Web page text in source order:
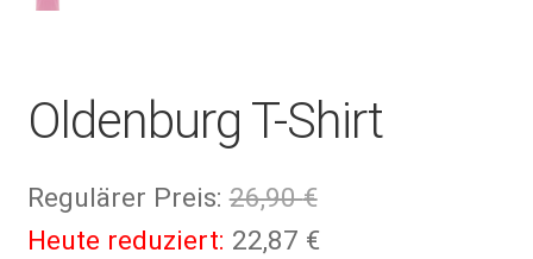
Oldenburg T-Shirt
Regulärer Preis: 26,90€Ursprünglicher
Preis
Heute reduziert: 22,87 €Aktueller